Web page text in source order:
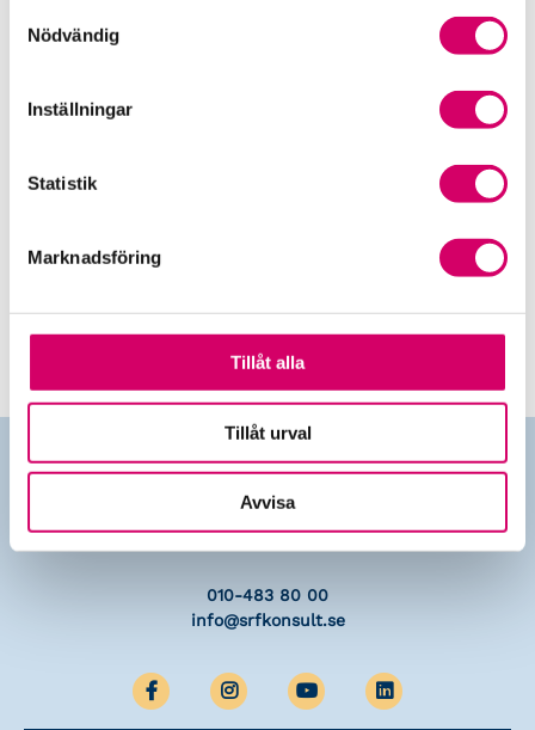
Nödvändig
Inställningar
Statistik
Marknadsföring
Tillåt alla
Tillåt urval
Avvisa
Skapa konto
För dig som är ny kund.
Kontakta oss
010-483 80 00
info@srfkonsult.se